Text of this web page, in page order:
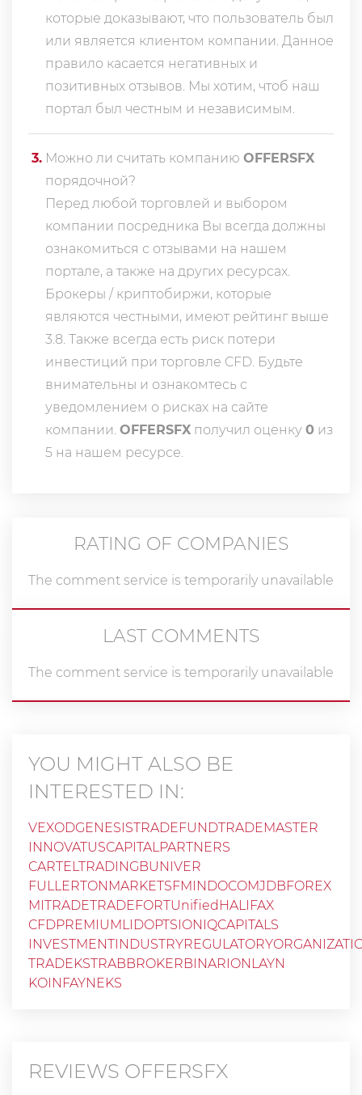
которые доказывают, что пользователь был
или является клиентом компании. Данное
правило касается негативных и
позитивных отзывов. Мы хотим, чтоб наш
портал был честным и независимым.
3. Можно ли считать компанию OFFERSFX
порядочной?
Перед любой торговлей и выбором
компании посредника Вы всегда должны
ознакомиться с отзывами на нашем
портале, а также на других ресурсах.
Брокеры / криптобиржи, которые
являются честными, имеют рейтинг выше
3.8. Также всегда еcть риск потери
инвестиций при торговле CFD. Будьте
внимательны и ознакомтесь с
уведомлением о рисках на сайте
компании. OFFERSFX получил оценку 0 из
5 на нашем ресурсе.
RATING OF COMPANIES
The comment service is temporarily unavailable
LAST COMMENTS
The comment service is temporarily unavailable
YOU MIGHT ALSO BE
INTERESTED IN:
VEXODGENESISTRADEFUNDTRADEMASTER
INNOVATUSCAPITALPARTNERS
CARTELTRADINGBUNIVER
FULLERTONMARKETSFMINDOCOMJDBFOREX
MITRADETRADEFORTUnified HALIFAX
CFDPREMIUMLIDOPTSION IQCAPITALS
TRADEKSTRABBROKERBINARIONLAYN
KOINFAYNEKS
REVIEWS OFFERSFX